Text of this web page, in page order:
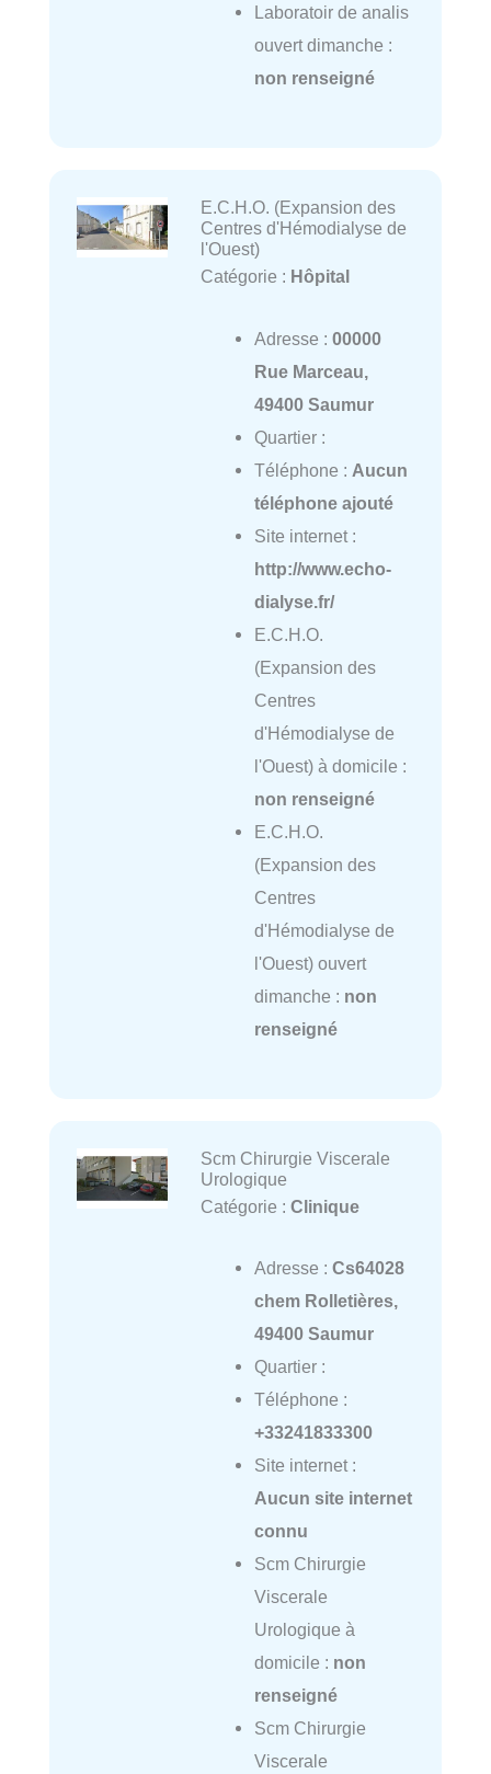
Laboratoir de analis
ouvert dimanche :
non renseigné
E.C.H.O. (Expansion des
Centres d'Hémodialyse de
l'Ouest)
Catégorie : Hôpital
Adresse : 00000
Rue Marceau,
49400 Saumur
Quartier :
Téléphone : Aucun
téléphone ajouté
Site internet :
http://www.echo-
dialyse.fr/
E.C.H.O.
(Expansion des
Centres
d'Hémodialyse de
l'Ouest) à domicile :
non renseigné
E.C.H.O.
(Expansion des
Centres
d'Hémodialyse de
l'Ouest) ouvert
dimanche : non
renseigné
Scm Chirurgie Viscerale
Urologique
Catégorie : Clinique
Adresse : Cs64028
chem Rolletières,
49400 Saumur
Quartier :
Téléphone :
+33241833300
Site internet :
Aucun site internet
connu
Scm Chirurgie
Viscerale
Urologique à
domicile : non
renseigné
Scm Chirurgie
Viscerale